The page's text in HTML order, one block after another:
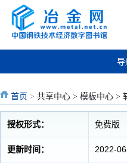
导
首页 > 共享中心 > 模板中心 >
授权形式： 免费版
更新时间： 2022-